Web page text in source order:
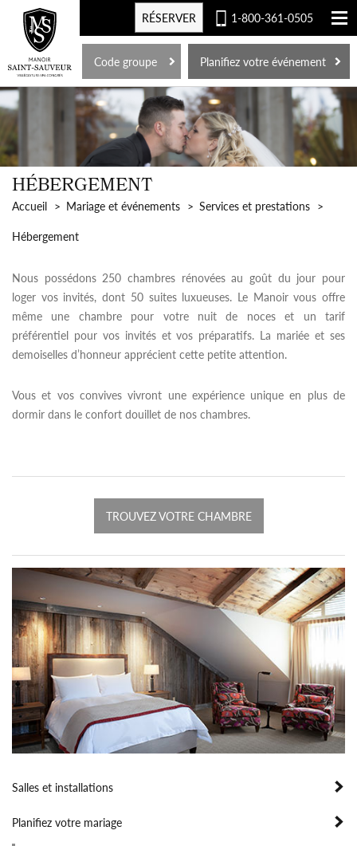
EN
1-800-361-0505
RÉSERVER
Planifiez votre événement
Code groupe
HÉBERGEMENT
Accueil Mariage et événements
Services et prestations
Hébergement
Nous possédons 250 chambres rénovées au goût du jour pour
loger vos invités, dont 50 suites luxueuses. Le Manoir vous offre
même une chambre pour votre nuit de noces et un tarif
préférentiel pour vos invités et vos préparatifs. La mariée et ses
demoiselles d’honneur apprécient cette petite attention.
Vous et vos convives vivront une expérience unique en plus de
dormir dans le confort douillet de nos chambres.
TROUVEZ VOTRE CHAMBRE
Salles et installations
Planifiez votre mariage